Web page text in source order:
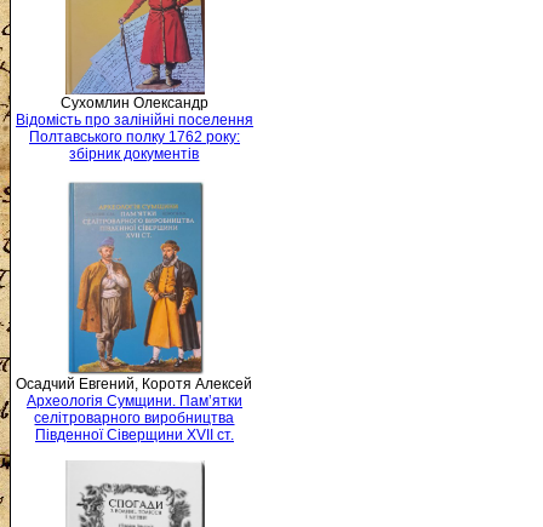
Сухомлин Олександр
Відомість про залінійні поселення
Полтавського полку 1762 року:
збірник документів
Осадчий Евгений, Коротя Алексей
Археологія Сумщини. Пам’ятки
селітроварного виробництва
Південної Сіверщини XVII ст.